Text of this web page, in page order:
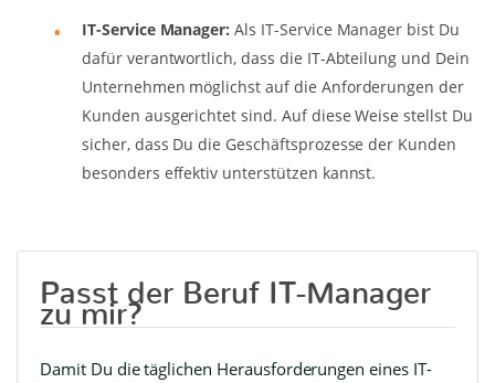
IT-Service Manager: Als IT-Service Manager bist Du
dafür verantwortlich, dass die IT-Abteilung und Dein
Unternehmen möglichst auf die Anforderungen der
Kunden ausgerichtet sind. Auf diese Weise stellst Du
sicher, dass Du die Geschäftsprozesse der Kunden
besonders effektiv unterstützen kannst.
Passt der Beruf IT-Manager
zu mir?
Damit Du die täglichen Herausforderungen eines IT-